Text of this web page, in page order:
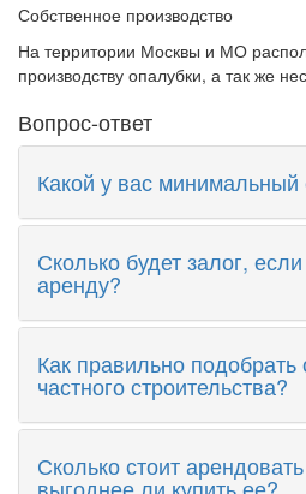
Собственное производство
На территории Москвы и МО
производству опалубки, а так же
Вопрос-ответ
Какой у вас
Сколько будет залог,
аренду?
Как правильно подобрать
частного строительства?
Сколько стоит
выгоднее ли купить ее?